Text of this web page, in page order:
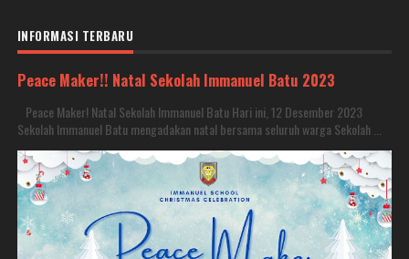
INFORMASI TERBARU
Peace Maker!! Natal Sekolah Immanuel Batu 2023
Peace Maker! Natal Sekolah Immanuel Batu Hari ini, 12 Desember 2023
Sekolah Immanuel Batu mengadakan natal bersama seluruh warga Sekolah ...